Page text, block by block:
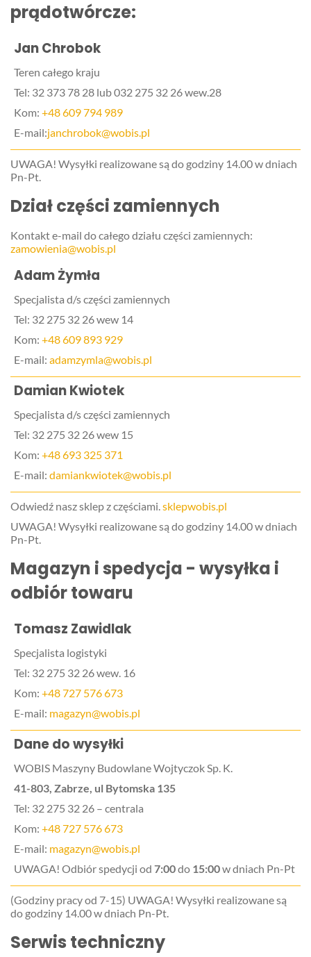
prądotwórcze:
Jan Chrobok
Teren całego kraju
Tel: 32 373 78 28 lub 032 275 32 26 wew.28
Kom: +48 609 794 989
E-mail:janchrobok@wobis.pl
UWAGA! Wysyłki realizowane są do godziny 14.00 w dniach
Pn-Pt.
Dział części zamiennych
Kontakt e-mail do całego działu części zamiennych:
zamowienia@wobis.pl
Adam Żymła
Specjalista d/s części zamiennych
Tel: 32 275 32 26 wew 14
Kom: +48 609 893 929
E-mail: adamzymla@wobis.pl
Damian Kwiotek
Specjalista d/s części zamiennych
Tel: 32 275 32 26 wew 15
Kom: +48 693 325 371
E-mail: damiankwiotek@wobis.pl
Odwiedź nasz sklep z częściami.sklepwobis.pl
UWAGA! Wysyłki realizowane są do godziny 14.00 w dniach
Pn-Pt.
Magazyn i spedycja - wysyłka i
odbiór towaru
Tomasz Zawidlak
Specjalista logistyki
Tel: 32 275 32 26 wew. 16
Kom: +48 727 576 673
E-mail: magazyn@wobis.pl
Dane do wysyłki
WOBIS Maszyny Budowlane Wojtyczok Sp. K.
41-803, Zabrze, ul Bytomska 135
Tel: 32 275 32 26 – centrala
Kom: +48 727 576 673
E-mail: magazyn@wobis.pl
UWAGA! Odbiór spedycji od 7:00do 15:00w dniach Pn-Pt
(Godziny pracy od 7-15) UWAGA! Wysyłki realizowane są
do godziny 14.00 w dniach Pn-Pt.
Serwis techniczny